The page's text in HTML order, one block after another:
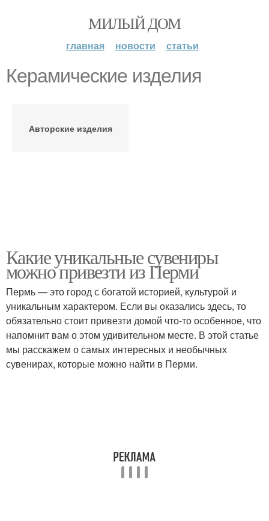
МИЛЫЙ ДОМ
главная новости статьи
Керамические изделия
Авторские изделия
Какие уникальные сувениры
можно привезти из Перми
Пермь — это город с богатой историей, культурой и
уникальным характером. Если вы оказались здесь, то
обязательно стоит привезти домой что-то особенное, что
напомнит вам о этом удивительном месте. В этой статье
мы расскажем о самых интересных и необычных
сувенирах, которые можно найти в Перми.